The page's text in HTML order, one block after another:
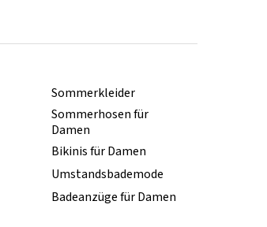
Sommerkleider
Sommerhosen für
Damen
Bikinis für Damen
Umstandsbademode
Badeanzüge für Damen